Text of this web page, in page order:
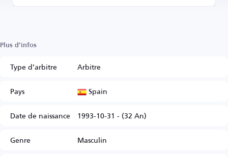
Plus d’infos
Type d’arbitre
Arbitre
Pays
Spain
Date de naissance 1993-10-31 - (32 An)
Genre
Masculin